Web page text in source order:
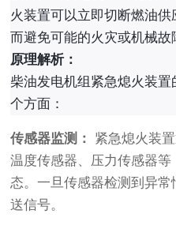
火装置可以立即切断燃油
而避免可能的火灾或机械故
原理解析：
柴油发电机组紧急熄火装
个方面：
传感器监测：
紧急熄火装
温度传感器、压力传感器
态。一旦传感器检测到异
送信号。